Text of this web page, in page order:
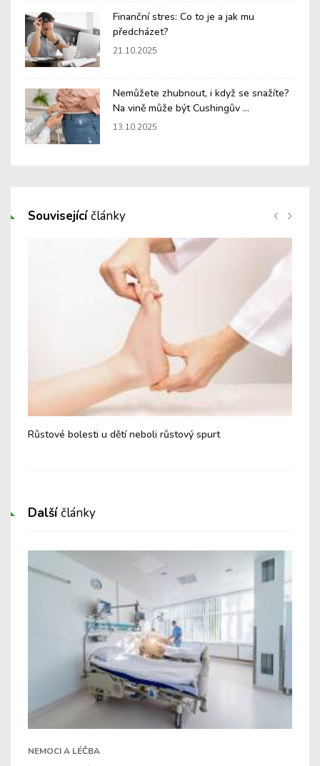
Finanční stres: Co to je a jak mu
předcházet?
21.10.2025
Nemůžete zhubnout, i když se snažíte?
Na vině může být Cushingův ...
13.10.2025
Souvisejícíčlánky
Růstové bolesti u dětí neboli růstový spurt
Dalšíčlánky
NEMOCI A LÉČBA